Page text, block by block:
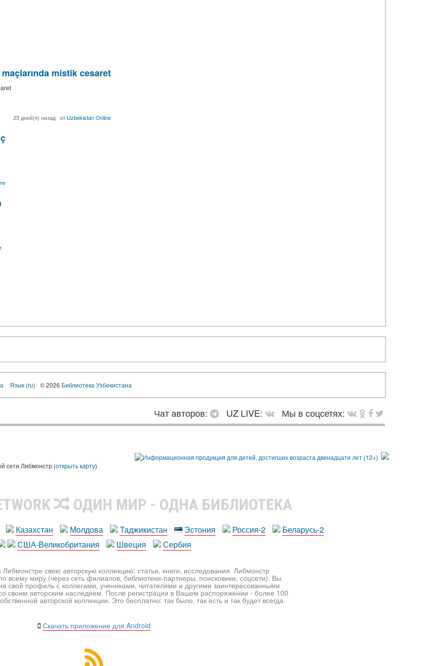
mistik cesaret
23 дней(я) назад · от Uzbekistan Online
Язык (ru) © 2026 Библиотека Узбекистана
Чат авторов: UZ LIVE:
Мы в соцсетях:
сети Либмонстр (открыть карту)
ОДИН МИР - ОДНА БИБЛИОТЕКА
Казахстан Молдова Таджикистан Эстония Россия-2
Беларусь-2
США-Великобритания
Швеция Сербия
свою авторскую коллекцию: статьи, книги, исследования. Либмонстр
всему миру (через сеть филиалов, библиотеки-партнеры, поисковики, соцсети). Вы
свой профиль с коллегами, учениками, читателями и другими заинтересованными
своим авторским наследием. После регистрации в Вашем распоряжении - более 100
авторской коллекции. Это бесплатно: так было, так есть и так будет всегда.
Скачать приложение для Android